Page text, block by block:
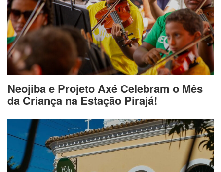
Neojiba e Projeto Axé Celebram o Mês
da Criança na Estação Pirajá!